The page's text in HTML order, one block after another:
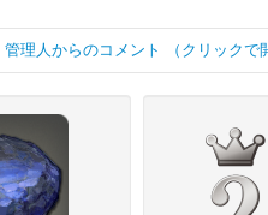
理人からのコメント （クリックで
ダマンナゲット]の１つですが、1度
鋼]も5位にランクインしています。
因は赤貨を得る為の蒐集品と思